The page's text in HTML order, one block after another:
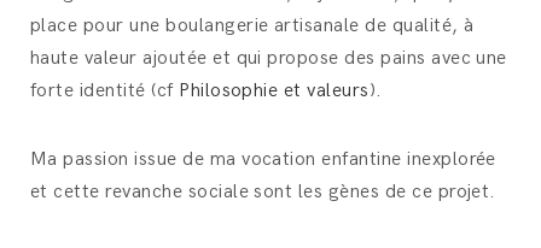
place pour une boulangerie artisanale de qualité, à
haute valeur ajoutée et qui propose des pains avec une
forte identité (cf Philosophie et valeurs).
Ma passion issue de ma vocation enfantine inexplorée
et cette revanche sociale sont les gènes de ce projet.